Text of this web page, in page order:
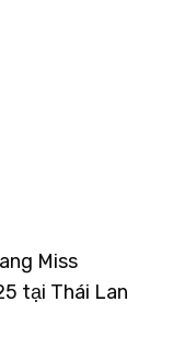
Miss
tại Thái Lan